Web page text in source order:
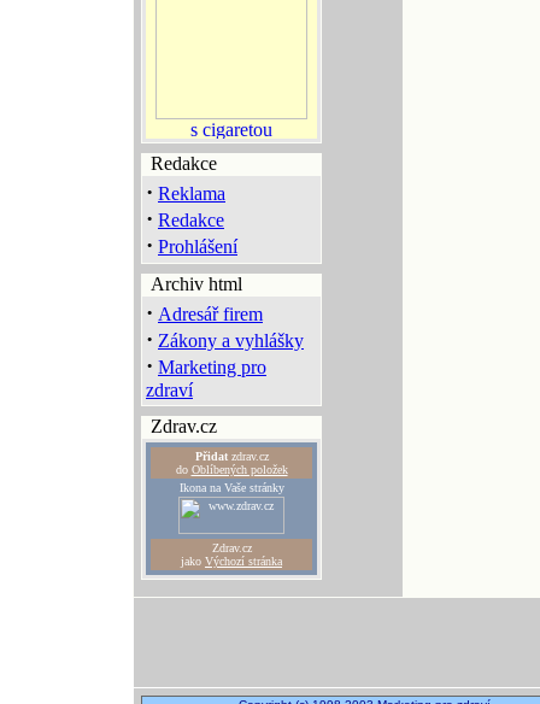
Redakce
· Reklama
· Redakce
· Prohlášení
Archiv html
· Adresář firem
· Zákony a vyhlášky
· Marketing pro
zdraví
Zdrav.cz
Přidatzdrav.cz
do Oblíbených položek
Ikona na Vaše stránky
Zdrav.cz
jako Výchozí stránka